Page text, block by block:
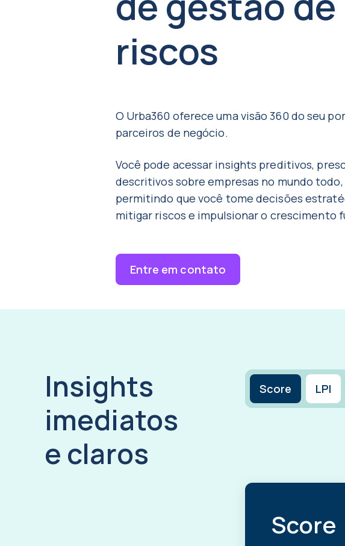
riscos
O Urba360 oferece uma visão 360 do seu
parceiros de negócio.
Você pode acessar insights preditivos,
descritivos sobre empresas no mundo todo,
permitindo que você tome decisões
mitigar riscos e impulsionar o crescimento
Entre em contato
Insights
imediatos
e claros
Score LPI
Score